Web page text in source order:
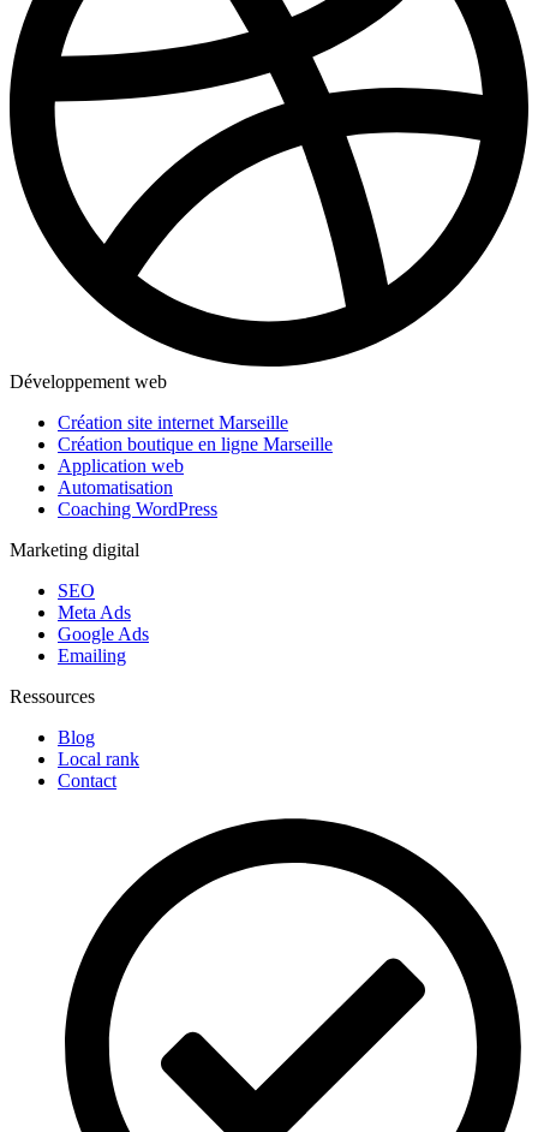
Développement web
Création site internet Marseille
Création boutique en ligne Marseille
Application web
Automatisation
Coaching WordPress
Marketing digital
SEO
Meta Ads
Google Ads
Emailing
Ressources
Blog
Local rank
Contact